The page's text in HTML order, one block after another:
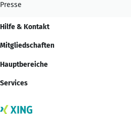
Presse
Hilfe & Kontakt
Mitgliedschaften
Hauptbereiche
Services